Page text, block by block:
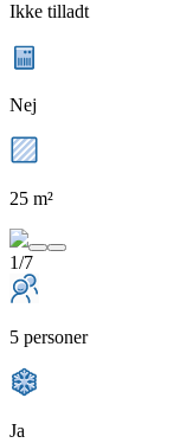
Ikke tilladt
Nej
25 m²
1/7
5 personer
Ja